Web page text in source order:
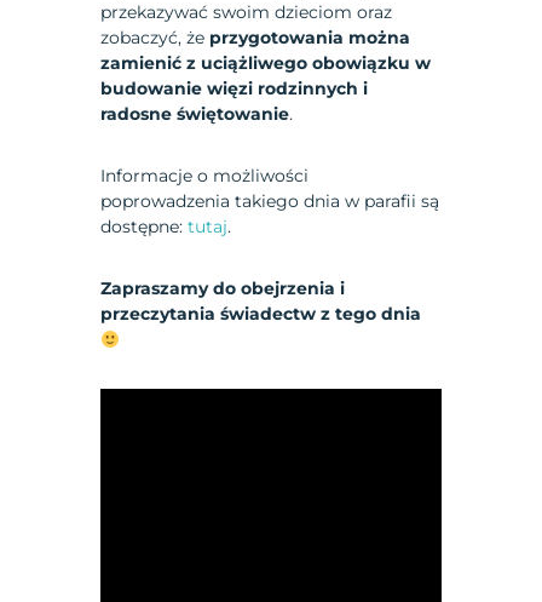
przekazywać swoim dzieciom oraz
zobaczyć, że przygotowania można
zamienić z uciążliwego obowiązku w
budowanie więzi rodzinnych i
radosne świętowanie.
Informacje o możliwości
poprowadzenia takiego dnia w parafii są
dostępne:tutaj.
Zapraszamy do obejrzenia i
przeczytania świadectw z tego dnia